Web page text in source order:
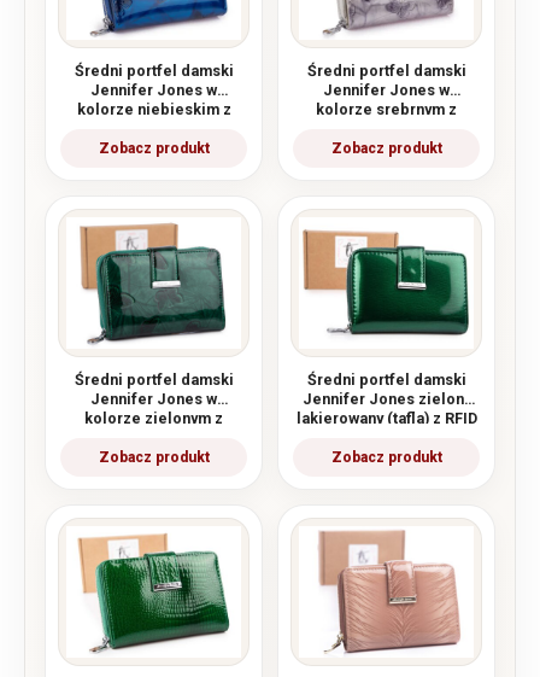
Średni portfel damski
Jennifer Jones w
kolorze niebieskim z
Średni portfel damski
Jennifer Jones w
kolorze srebrnym z
Średni portfel damski
Jennifer Jones w
kolorze zielonym z
Średni portfel damski
Jennifer Jones zielony
lakierowany (tafla) z RFID